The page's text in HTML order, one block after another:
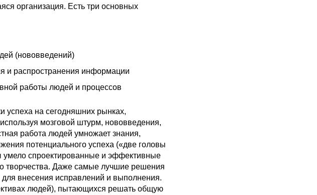
организация. Есть три основных
(нововведений)
и распространения информации
работы людей и процессов
успеха на сегодняшних рынках,
мозговой штурм, нововведения,
работа людей умножает знания,
потенциального успеха («две головы
умело спроектированные и эффективные
творчества. Даже самые лучшие решения
для внесения исправлений и выполнения.
людей), пытающихся решать общую